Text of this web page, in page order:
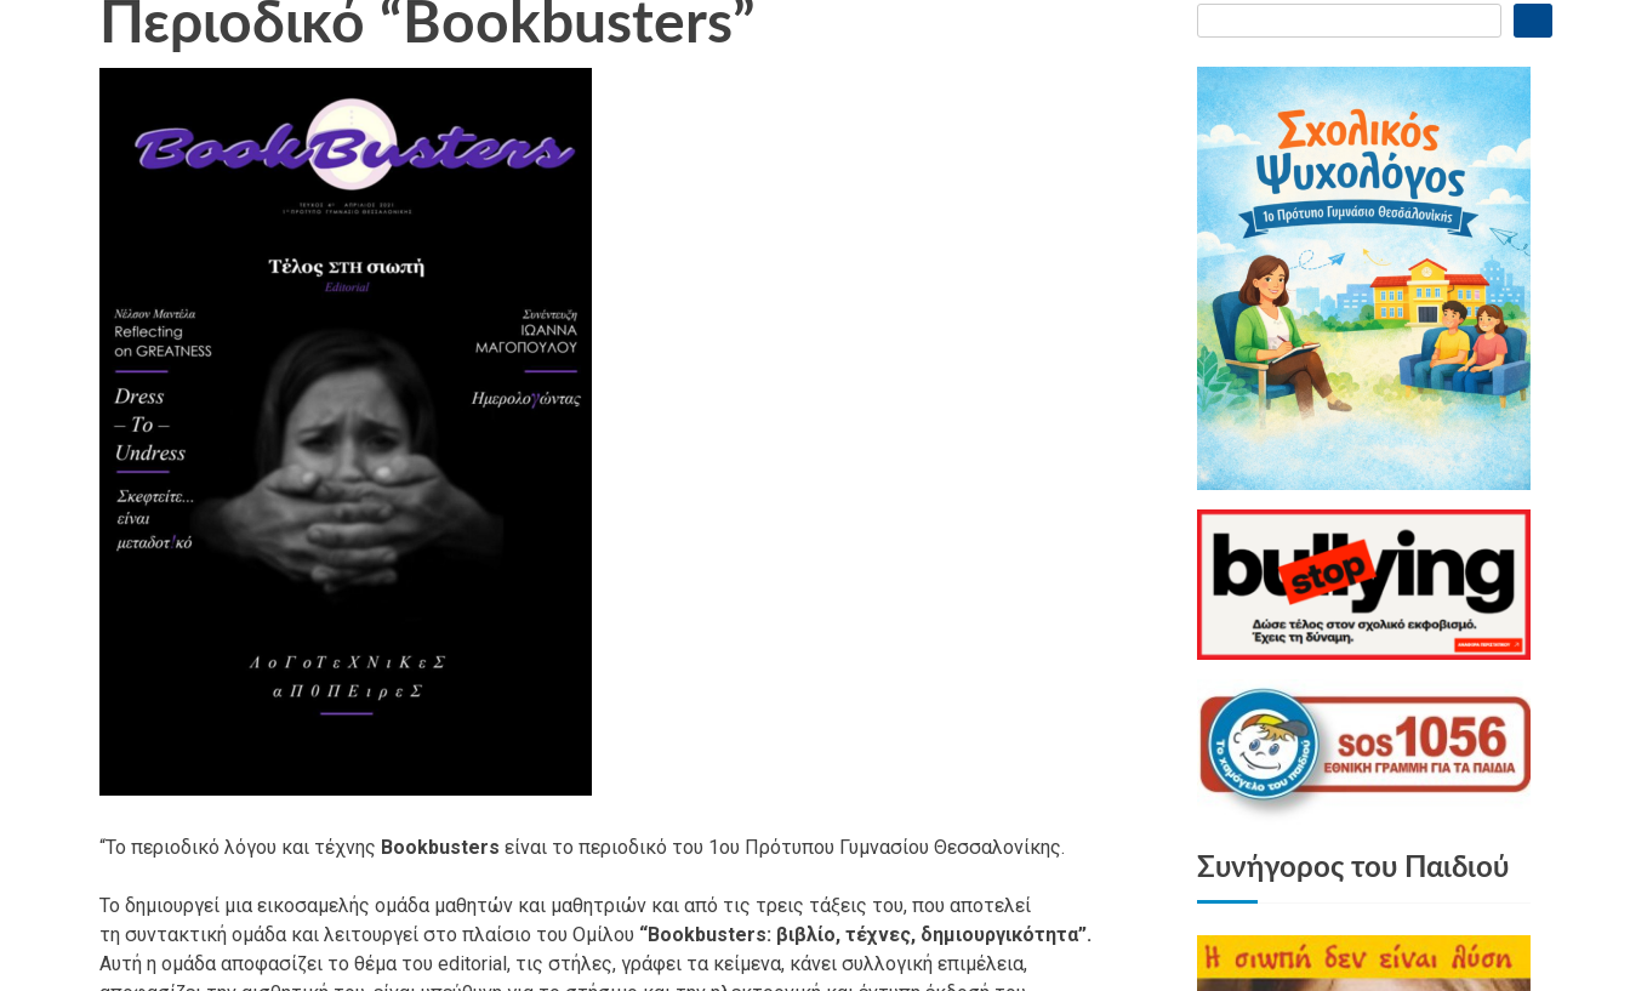
Περιοδικό “Bookbusters”
“Το περιοδικό λόγου και τέχνης Bookbusters είναι το περιοδικό του 1ου Πρότυπου Γυμνασίου Θεσσαλονίκης.
Το δημιουργεί μια εικοσαμελής ομάδα μαθητών και μαθητριών και από τις τρεις τάξεις του, που αποτελεί
τη συντακτική ομάδα και λειτουργεί στο πλαίσιο του Ομίλου “Bookbusters: βιβλίο, τέχνες, δημιουργικότητα”.
Αυτή η ομάδα αποφασίζει το θέμα του editorial, τις στήλες, γράφει τα κείμενα, κάνει συλλογική επιμέλεια,
Συνήγορος του Παιδιού